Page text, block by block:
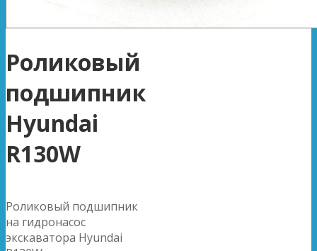
Роликовый
подшипник
Hyundai
R130W
Роликовый подшипник
на гидронасос
экскаватора Hyundai